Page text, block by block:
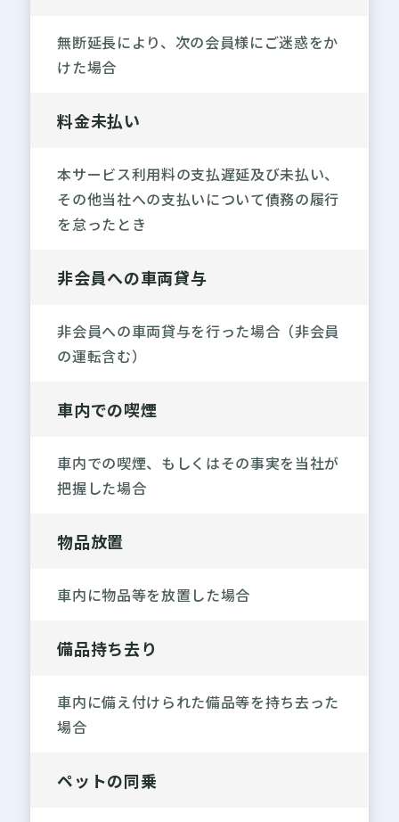
無断延長により、次の会員様にご迷惑をか
けた場合
料金未払い
本サービス利用料の支払遅延及び未払い、
その他当社への支払いについて債務の履行
を怠ったとき
非会員への車両貸与
非会員への車両貸与を行った場合（非会員
の運転含む）
車内での喫煙
車内での喫煙、もしくはその事実を当社が
把握した場合
物品放置
車内に物品等を放置した場合
備品持ち去り
車内に備え付けられた備品等を持ち去った
場合
ペットの同乗